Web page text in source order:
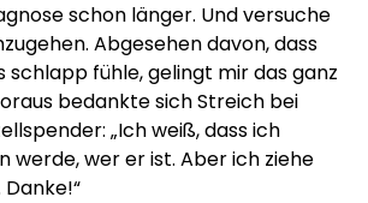
schon länger. Und versuche
Abgesehen davon, dass
fühle, gelingt mir das ganz
bedankte sich Streich bei
„Ich weiß, dass ich
werde, wer er ist. Aber ich ziehe